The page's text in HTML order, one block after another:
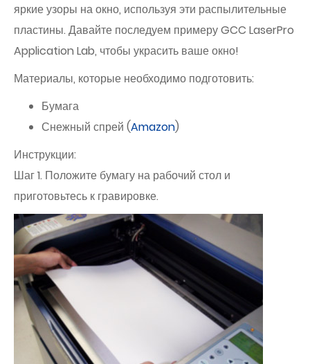
яркие узоры на окно, используя эти распылительные
пластины. Давайте последуем примеру GCC LaserPro
Application Lab, чтобы украсить ваше окно!
Материалы, которые необходимо подготовить:
Бумага
Снежный спрей (Amazon)
Инструкции:
Шаг 1. Положите бумагу на рабочий стол и
приготовьтесь к гравировке.